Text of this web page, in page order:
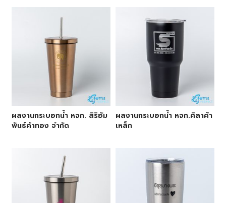
ผลงานกระบอกน้ำ หจก. สิริอัม
พันธ์ค้าทอง จำกัด
ผลงานกระบอกน้ำ หจก.ศิลาค้า
เหล็ก